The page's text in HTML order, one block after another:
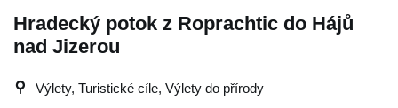
Hradecký potok z Roprachtic do Hájů
nad Jizerou
Výlety, Turistické cíle, Výlety do přírody